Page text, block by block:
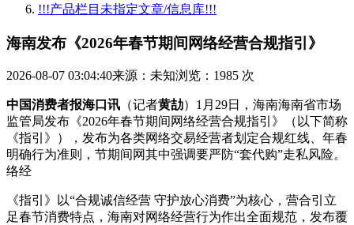
!!!产品栏目未指定文章/信息库!!!
海南发布《2026年春节期间网络经营合规指引》
2026-08-07 03:04:40来源：未知浏览：1985 次
中国消费者报海口讯 （记者黄劼）1月29日，海南海南省市场
监管局发布《2026年春节期间网络经营合规指引》（以下简称
《指引》），发布为各类网络交易经营者划定合规红线、年春
明确行为准则，节期间网其中强调要严防“套代购”走私风险。
络经
《指引》以“合规诚信经营 守护放心消费”为核心，营合引立
足春节消费特点，海南对网络经营行为作出全面规范，发布覆